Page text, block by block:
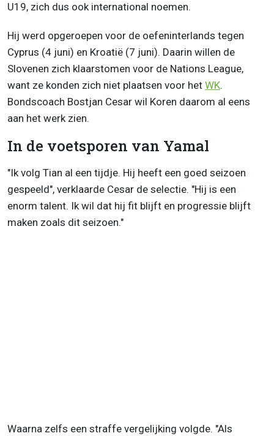
U19, zich dus ook international noemen.
Hij werd opgeroepen voor de oefeninterlands tegen
Cyprus (4 juni) en Kroatië (7 juni). Daarin willen de
Slovenen zich klaarstomen voor de Nations League,
want ze konden zich niet plaatsen voor het WK.
Bondscoach Bostjan Cesar wil Koren daarom al eens
aan het werk zien.
In de voetsporen van Yamal
"Ik volg Tian al een tijdje. Hij heeft een goed seizoen
gespeeld", verklaarde Cesar de selectie. "Hij is een
enorm talent. Ik wil dat hij fit blijft en progressie blijft
maken zoals dit seizoen."
Waarna zelfs een straffe vergelijking volgde. "Als